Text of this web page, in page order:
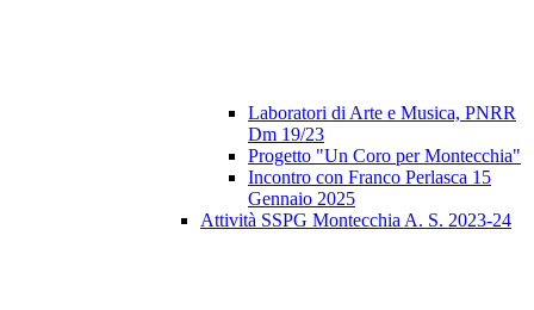
Laboratori di Arte e Musica, PNRR
Dm 19/23
Progetto "Un Coro per Montecchia"
Incontro con Franco Perlasca 15
Gennaio 2025
Attività SSPG Montecchia A. S. 2023-24